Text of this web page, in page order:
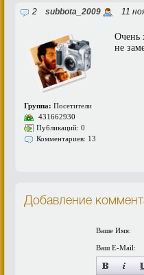
2 subbota_2009 11
Группа: Посетители
431662930
Публикаций: 0
Комментариев: 13
Очень
не
Добавление
Ваше Имя:
Ваш E-Mail: